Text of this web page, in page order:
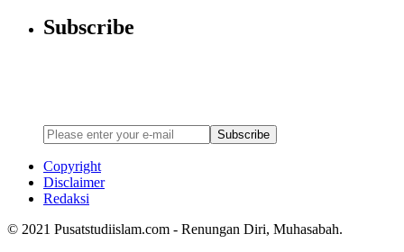
Subscribe
Subscribe
Copyright
Disclaimer
Redaksi
© 2021 Pusatstudiislam.com - Renungan Diri, Muhasabah.